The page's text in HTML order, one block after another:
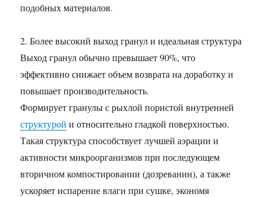
подобных материалов.
2. Более высокий выход гранул и идеальная структура
Выход гранул обычно превышает 90%, что
эффективно снижает объем возврата на доработку и
повышает производительность.
Формирует гранулы с рыхлой пористой внутренней
структурой и относительно гладкой поверхностью.
Такая структура способствует лучшей аэрации и
активности микроорганизмов при последующем
вторичном компостировании (дозревании), а также
ускоряет испарение влаги при сушке, экономя